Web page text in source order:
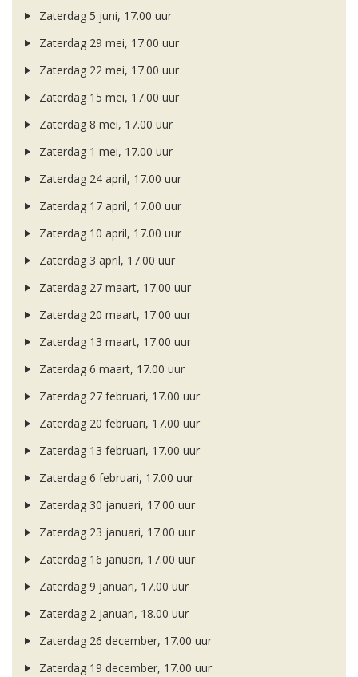
Zaterdag 5 juni, 17.00 uur
Zaterdag 29 mei, 17.00 uur
Zaterdag 22 mei, 17.00 uur
Zaterdag 15 mei, 17.00 uur
Zaterdag 8 mei, 17.00 uur
Zaterdag 1 mei, 17.00 uur
Zaterdag 24 april, 17.00 uur
Zaterdag 17 april, 17.00 uur
Zaterdag 10 april, 17.00 uur
Zaterdag 3 april, 17.00 uur
Zaterdag 27 maart, 17.00 uur
Zaterdag 20 maart, 17.00 uur
Zaterdag 13 maart, 17.00 uur
Zaterdag 6 maart, 17.00 uur
Zaterdag 27 februari, 17.00 uur
Zaterdag 20 februari, 17.00 uur
Zaterdag 13 februari, 17.00 uur
Zaterdag 6 februari, 17.00 uur
Zaterdag 30 januari, 17.00 uur
Zaterdag 23 januari, 17.00 uur
Zaterdag 16 januari, 17.00 uur
Zaterdag 9 januari, 17.00 uur
Zaterdag 2 januari, 18.00 uur
Zaterdag 26 december, 17.00 uur
Zaterdag 19 december, 17.00 uur